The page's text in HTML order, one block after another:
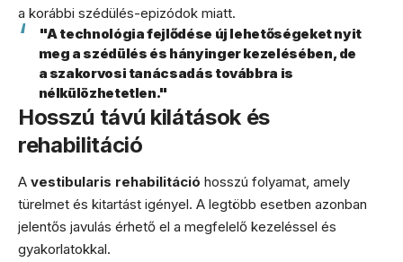
a korábbi szédülés-epizódok miatt.
"A technológia fejlődése új lehetőségeket nyit
meg a szédülés és hányinger kezelésében, de
a szakorvosi tanácsadás továbbra is
nélkülözhetetlen."
Hosszú távú kilátások és
rehabilitáció
A vestibularis rehabilitáció hosszú folyamat, amely
türelmet és kitartást igényel. A legtöbb esetben azonban
jelentős javulás érhető el a megfelelő kezeléssel és
gyakorlatokkal.